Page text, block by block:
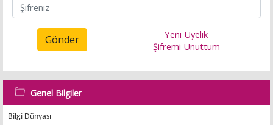
Gönder
Yeni Üyelik
Şifremi Unuttum
Genel Bilgiler
Bilgi Dünyası